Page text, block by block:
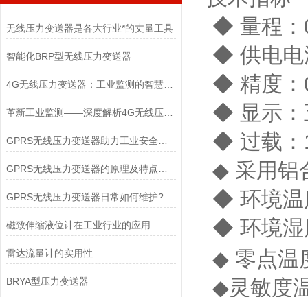
无线压力变送器是各大行业*的丈量工具
智能化BRP型无线压力变送器
革新工业监测——深度解析4G无线压力变送器
GPRS无线压力变送器日常如何维护?
磁致伸缩液位计在工业行业的应用
雷达流量计的实用性
BRYA型压力变送器
◆ 量程：
◆ 供电电
◆ 精度：
◆ 显示：
◆ 过载：
◆ 采用铝
◆ 环境
◆ 环境湿
◆ 零点温
◆灵敏度